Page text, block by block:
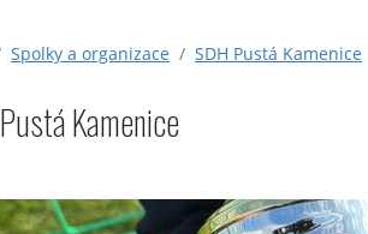
Spolky a organizace SDH Pustá Kamenice
Kamenice